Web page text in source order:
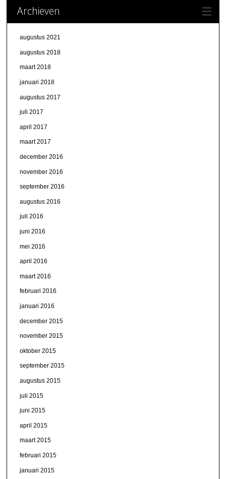
Archieven
augustus 2021
augustus 2018
maart 2018
januari 2018
augustus 2017
juli 2017
april 2017
maart 2017
december 2016
november 2016
september 2016
augustus 2016
juli 2016
juni 2016
mei 2016
april 2016
maart 2016
februari 2016
januari 2016
december 2015
november 2015
oktober 2015
september 2015
augustus 2015
juli 2015
juni 2015
april 2015
maart 2015
februari 2015
januari 2015